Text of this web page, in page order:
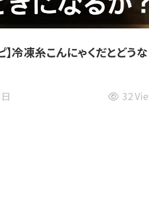
】冷凍糸こんにゃくだとどうな
32